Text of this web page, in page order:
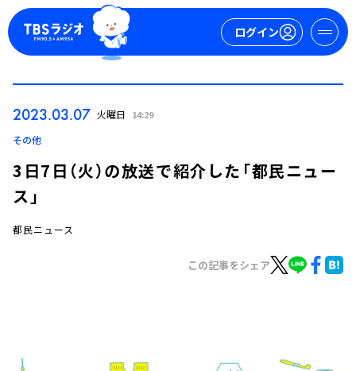
ログイン
2023.03.07 火曜日 14:29
その他
3日7日（火）の放送で紹介した「都民ニュー
ス」
都民ニュース
この記事をシェア